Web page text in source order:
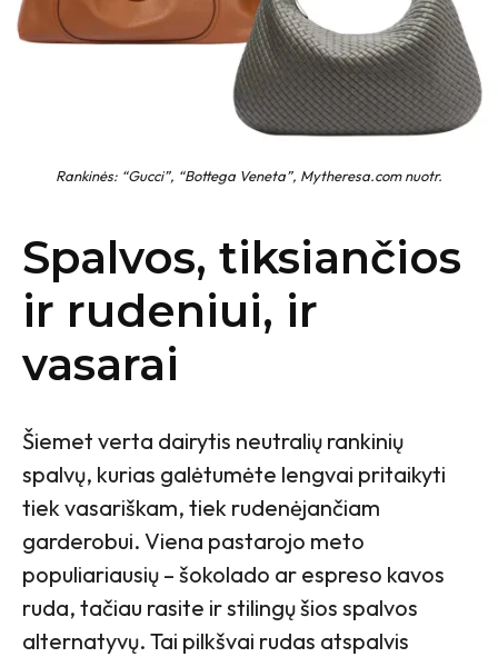
Rankinės: “Gucci”, “Bottega Veneta”, Mytheresa.com nuotr.
Spalvos, tiksiančios
ir rudeniui, ir
vasarai
Šiemet verta dairytis neutralių rankinių
spalvų, kurias galėtumėte lengvai pritaikyti
tiek vasariškam, tiek rudenėjančiam
garderobui. Viena pastarojo meto
populiariausių – šokolado ar espreso kavos
ruda, tačiau rasite ir stilingų šios spalvos
alternatyvų. Tai pilkšvai rudas atspalvis